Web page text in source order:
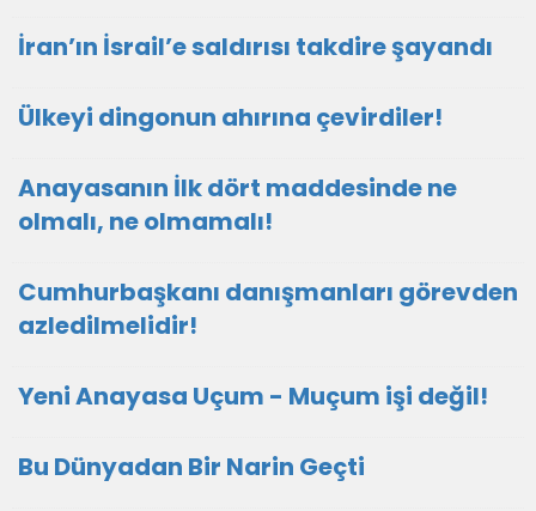
İran’ın İsrail’e saldırısı takdire şayandı
Ülkeyi dingonun ahırına çevirdiler!
Anayasanın İlk dört maddesinde ne
olmalı, ne olmamalı!
Cumhurbaşkanı danışmanları görevden
azledilmelidir!
Yeni Anayasa Uçum - Muçum işi değil!
Bu Dünyadan Bir Narin Geçti